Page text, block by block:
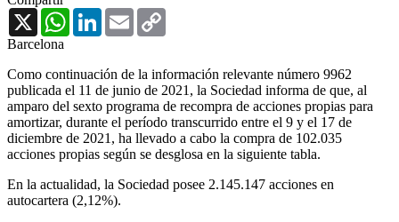
X
WhatsAppLinkedInEmail
Barcelona
Como continuación de la información relevante número 9962
publicada el 11 de junio de 2021, la Sociedad informa de que, al
amparo del sexto programa de recompra de acciones propias para
amortizar, durante el período transcurrido entre el 9 y el 17 de
diciembre de 2021, ha llevado a cabo la compra de 102.035
acciones propias según se desglosa en la siguiente tabla.
En la actualidad, la Sociedad posee 2.145.147 acciones en
autocartera (2,12%).